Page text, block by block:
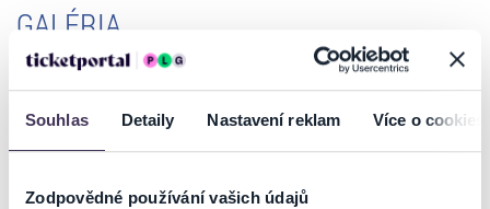
Souhlas Detaily Nastavení reklam Více o cookies
Zodpovědné používání vašich údajů
LUCENTIO, jeho syn, Biankin pytač MARTIN
VARINSKÝ
GREMIO, starý a bohatý Biankin pytač z Padovy Peter
ŠIMUN
HORTENSIO, padovský šľachtic, Biankin pytač Štefan
MARTINOVIČ
GALÉRIA